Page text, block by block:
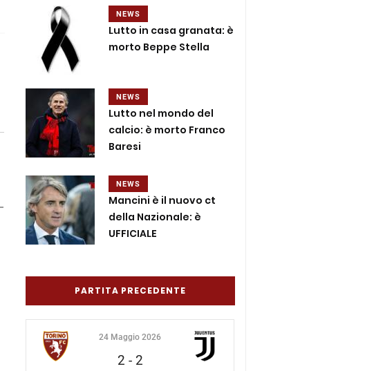
NEWS
Lutto in casa granata: è
morto Beppe Stella
NEWS
Lutto nel mondo del
calcio: è morto Franco
Baresi
NEWS
Mancini è il nuovo ct
della Nazionale: è
UFFICIALE
PARTITA PRECEDENTE
24 Maggio 2026
2 - 2